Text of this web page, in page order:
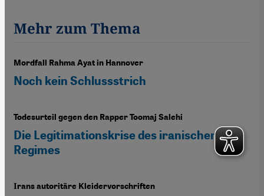
Mehr zum Thema
Mordfall Rahma Ayat in Hannover
Noch kein Schlussstrich
Todesurteil gegen den Rapper Toomaj Salehi
Die Legitimationskrise des iranischen
Regimes
Irans autoritäre Kleidervorschriften